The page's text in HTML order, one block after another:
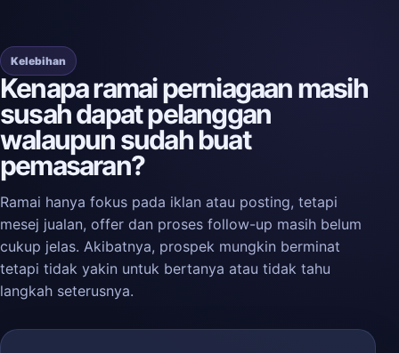
Kelebihan
Kenapa ramai perniagaan masih
susah dapat pelanggan
walaupun sudah buat
pemasaran?
Ramai hanya fokus pada iklan atau posting, tetapi
mesej jualan, offer dan proses follow-up masih belum
cukup jelas. Akibatnya, prospek mungkin berminat
tetapi tidak yakin untuk bertanya atau tidak tahu
langkah seterusnya.